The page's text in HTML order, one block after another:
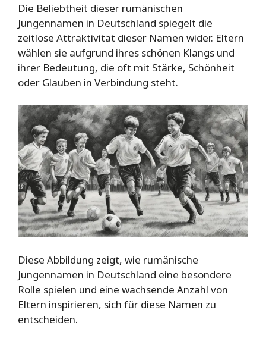
Die Beliebtheit dieser rumänischen
Jungennamen in Deutschland spiegelt die
zeitlose Attraktivität dieser Namen wider. Eltern
wählen sie aufgrund ihres schönen Klangs und
ihrer Bedeutung, die oft mit Stärke, Schönheit
oder Glauben in Verbindung steht.
Diese Abbildung zeigt, wie rumänische
Jungennamen in Deutschland eine besondere
Rolle spielen und eine wachsende Anzahl von
Eltern inspirieren, sich für diese Namen zu
entscheiden.